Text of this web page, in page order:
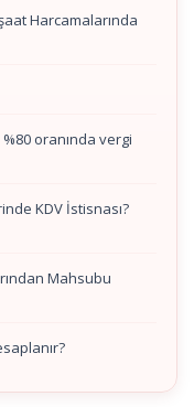
Harcamalarında
oranında vergi
KDV İstisnası?
Mahsubu